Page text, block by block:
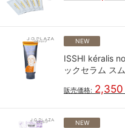
NEW
ISSHI kéralis
ックセラム ス
販売価格: 2,350
NEW